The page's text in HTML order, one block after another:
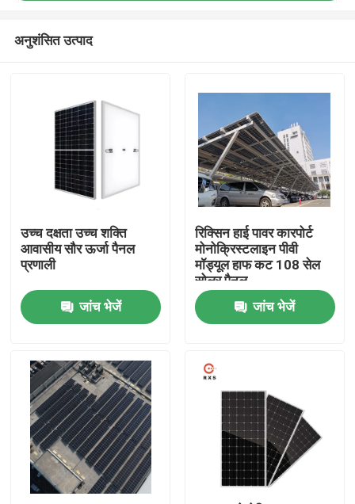
उत्पादों
हमारे बारे में
कारखाना भ्रमण
अनुशंसित उत्पाद
उच्च दक्षता उच्च शक्ति
आवासीय सौर ऊर्जा पैनल
प्रणाली
जांच भेजें
रिक्सिन हाई पावर कारपोर्ट
मोनोक्रिस्टलाइन पीवी
मॉड्यूल हाफ कट 108 सेल
सोलर पैनल
जांच भेजें